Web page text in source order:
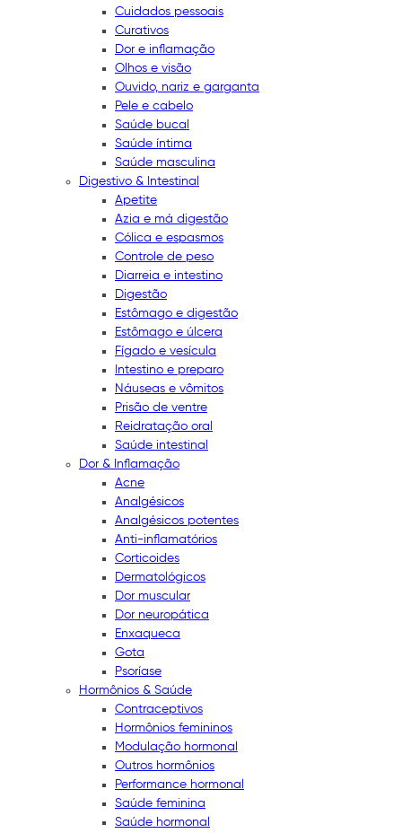
Cuidados pessoais
Curativos
Dor e inflamação
Olhos e visão
Ouvido, nariz e garganta
Pele e cabelo
Saúde bucal
Saúde íntima
Saúde masculina
Digestivo & Intestinal
Apetite
Azia e má digestão
Cólica e espasmos
Controle de peso
Diarreia e intestino
Digestão
Estômago e digestão
Estômago e úlcera
Fígado e vesícula
Intestino e preparo
Náuseas e vômitos
Prisão de ventre
Reidratação oral
Saúde intestinal
Dor & Inflamação
Acne
Analgésicos
Analgésicos potentes
Anti-inflamatórios
Corticoides
Dermatológicos
Dor muscular
Dor neuropática
Enxaqueca
Gota
Psoríase
Hormônios & Saúde
Contraceptivos
Hormônios femininos
Modulação hormonal
Outros hormônios
Performance hormonal
Saúde feminina
Saúde hormonal